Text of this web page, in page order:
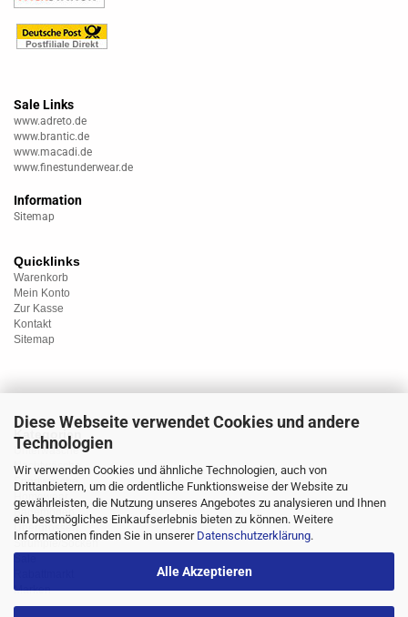
Diese Webseite verwendet Cookies und andere
Technologien
Wir verwenden Cookies und ähnliche Technologien, auch von
Drittanbietern, um die ordentliche Funktionsweise der Website zu
gewährleisten, die Nutzung unseres Angebotes zu analysieren und Ihnen
ein bestmögliches Einkaufserlebnis bieten zu können. Weitere
Informationen finden Sie in unserer Datenschutzerklärung.
Alle Akzeptieren
Sale Links
www.adreto.de
www.brantic.de
www.macadi.de
www.finestunderwear.de
Information
Sitemap
Quicklinks
Warenkorb
Mein Konto
Zur Kasse
Kontakt
Sitemap
Kategorien
Unterwäsche
Nachtwäsche
Sportwäsche
Homewear
Bademoden
Übergrössen
Strümpfe/Socken
Marken